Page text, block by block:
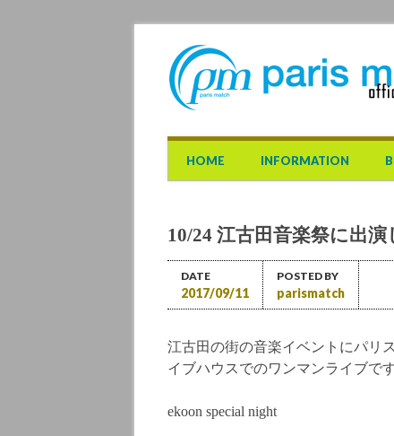
Main menu
HOME INFORMATION
10/24 江古田音楽祭に出
DATE
2017/09/11
POSTED BY
parismatch
江古田の街の音楽イベントにパリ
イブハウスでのワンマンライブで
ekoon special night